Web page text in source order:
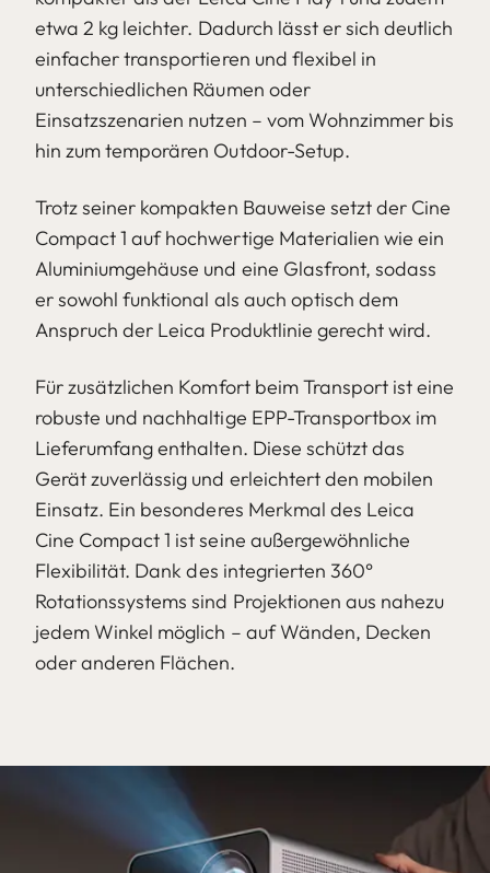
etwa 2 kg leichter. Dadurch lässt er sich deutlich
einfacher transportieren und flexibel in
unterschiedlichen Räumen oder
Einsatzszenarien nutzen – vom Wohnzimmer bis
hin zum temporären Outdoor-Setup.
Trotz seiner kompakten Bauweise setzt der Cine
Compact 1 auf hochwertige Materialien wie ein
Aluminiumgehäuse und eine Glasfront, sodass
er sowohl funktional als auch optisch dem
Anspruch der Leica Produktlinie gerecht wird.
Für zusätzlichen Komfort beim Transport ist eine
robuste und nachhaltige EPP-Transportbox im
Lieferumfang enthalten. Diese schützt das
Gerät zuverlässig und erleichtert den mobilen
Einsatz. Ein besonderes Merkmal des Leica
Cine Compact 1 ist seine außergewöhnliche
Flexibilität. Dank des integrierten 360°
Rotationssystems sind Projektionen aus nahezu
jedem Winkel möglich – auf Wänden, Decken
oder anderen Flächen.